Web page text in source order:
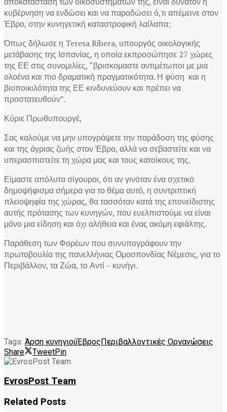
κυβέρνηση να ενδώσει και να παραδώσει ό,τι απέμεινε στον
Έβρο, στην κυνηγετική καταστροφική λαίλαπα;
Όπως δήλωσε η Teresa Ribera, υπουργός οικολογικής
μετάβασης της Ισπανίας, η οποία εκπροσώπησε 27 χώρες
της ΕΕ στις συνομιλίες, “βρισκομαστε αντιμέτωποι με μια
ολοένα και πιο δραματική πραγματικότητα. Η φύση και η
βιοποικιλότητα της ΕΕ κινδυνεύουν και πρέπει να
προστατευθούν”.
Κύριε Πρωθυπουργέ,
Σας καλούμε να μην υπογράψετε την παράδοση της φύσης
και της άγριας ζωής στον Έβρο, αλλά να σεβαστείτε και να
υπερασπιστείτε τη χώρα μας και τους κατοίκους της.
Είμαστε απόλυτα σίγουροι, ότι αν γινόταν ένα σχετικό
δημοψήφισμα σήμερα για το θέμα αυτό, η συντριπτική
πλειοψηφία της χώρας, θα τασσόταν κατά της επονείδιστης
αυτής πρότασης των κυνηγών, που ευελπιστούμε να είναι
μόνο μια είδηση και όχι αλήθεια και ένας ακόμη εφιάλτης.
Παράθεση των Φορέων που συνυπογράφουν την
πρωτοβουλία της πανελλήνιας Ομοσπονδίας Νέμεσις, για το
Περιβάλλον, τα Ζώα, το Αντί – κυνήγι.
Tags: Άρση κυνηγιούΈβροςΠεριβαλλοντικές Οργανώσεις
Share
TweetPin
EvrosPost Team
Related Posts